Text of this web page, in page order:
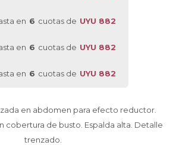
en 6 cuotas de UYU 882
en 6 cuotas de UYU 882
en 6 cuotas de UYU 882
en abdomen para efecto reductor.
cobertura de busto. Espalda alta. Detalle
trenzado.